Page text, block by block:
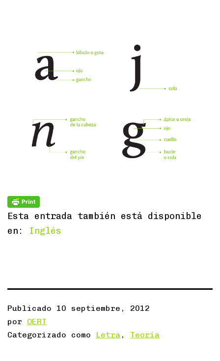
Esta entrada también está disponible
en: Inglés
Publicado 10 septiembre, 2012
por OERT
Categorizado como
Letra , Teoría